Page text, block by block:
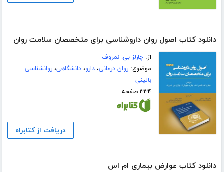
دانلود کتاب اصول روان داروشناسی برای متخصصان سلامت روان
از:چارلز بی. نمروف
موضوع:روان درمانی،دارو،دانشگاهی،روانشناسی
بالینی
۳۳۴ صفحه
دریافت از کتابراه
دانلود کتاب عوارض بیماری ام اس